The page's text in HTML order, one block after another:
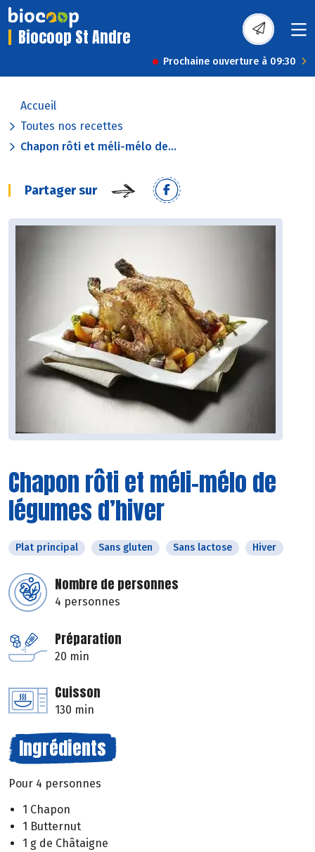
Biocoop St Andre
Prochaine ouverture à 09:30
Accueil
Toutes nos recettes
Chapon rôti et méli-mélo de...
Partager sur
Chapon rôti et méli-mélo de
légumes d’hiver
Plat principal Sans gluten Sans lactose Hiver
Nombre de personnes
4 personnes
Préparation
20 min
Cuisson
130 min
Ingrédients
Pour 4 personnes
1 Chapon
1 Butternut
1 g de Châtaigne